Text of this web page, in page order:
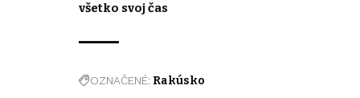
všetko svoj čas
OZNAČENÉ: Rakúsko